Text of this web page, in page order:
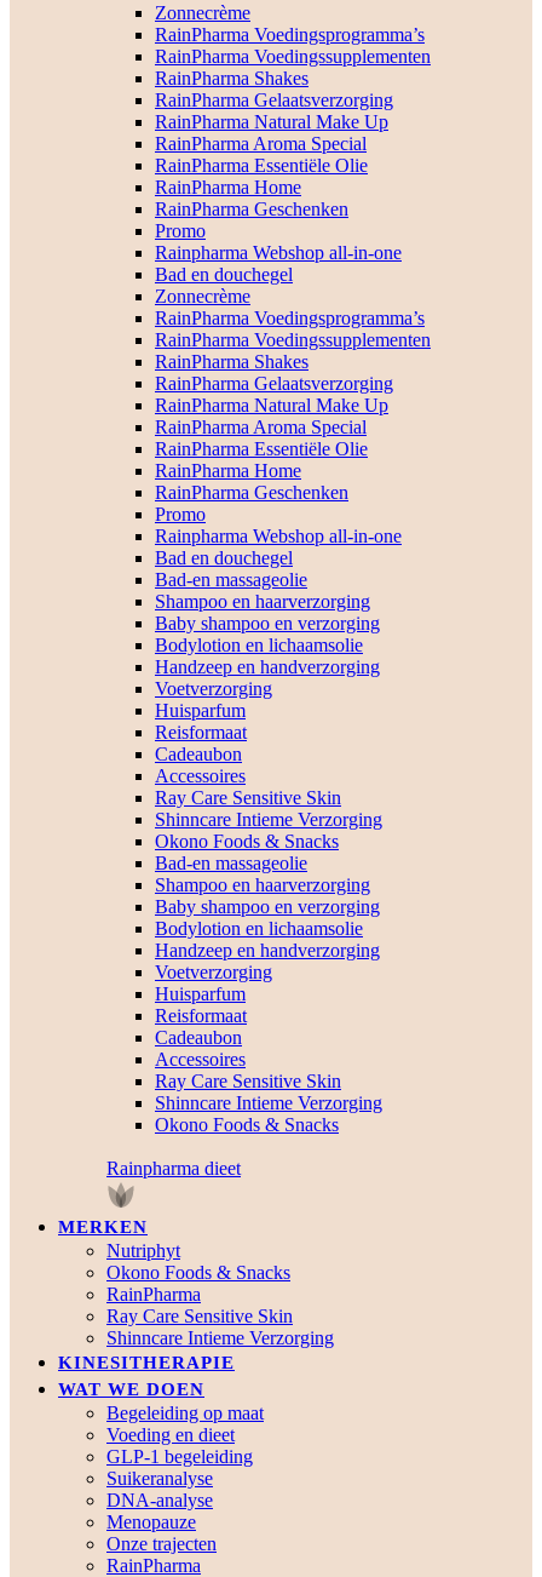
Zonnecrème
RainPharma Voedingsprogramma’s
RainPharma Voedingssupplementen
RainPharma Shakes
RainPharma Gelaatsverzorging
RainPharma Natural Make Up
RainPharma Aroma Special
RainPharma Essentiële Olie
RainPharma Home
RainPharma Geschenken
Promo
Rainpharma Webshop all-in-one
Bad en douchegel
Zonnecrème
RainPharma Voedingsprogramma’s
RainPharma Voedingssupplementen
RainPharma Shakes
RainPharma Gelaatsverzorging
RainPharma Natural Make Up
RainPharma Aroma Special
RainPharma Essentiële Olie
RainPharma Home
RainPharma Geschenken
Promo
Rainpharma Webshop all-in-one
Bad en douchegel
Bad-en massageolie
Shampoo en haarverzorging
Baby shampoo en verzorging
Bodylotion en lichaamsolie
Handzeep en handverzorging
Voetverzorging
Huisparfum
Reisformaat
Cadeaubon
Accessoires
Ray Care Sensitive Skin
Shinncare Intieme Verzorging
Okono Foods & Snacks
Bad-en massageolie
Shampoo en haarverzorging
Baby shampoo en verzorging
Bodylotion en lichaamsolie
Handzeep en handverzorging
Voetverzorging
Huisparfum
Reisformaat
Cadeaubon
Accessoires
Ray Care Sensitive Skin
Shinncare Intieme Verzorging
Okono Foods & Snacks
Rainpharma dieet
MERKEN
Nutriphyt
Okono Foods & Snacks
RainPharma
Ray Care Sensitive Skin
Shinncare Intieme Verzorging
KINESITHERAPIE
WAT WE DOEN
Begeleiding op maat
Voeding en dieet
GLP-1 begeleiding
Suikeranalyse
DNA-analyse
Menopauze
Onze trajecten
RainPharma